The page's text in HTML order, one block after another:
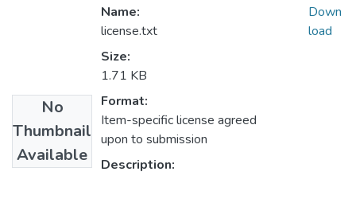
No
Thumbnail
Available
Name:
license.txt
Size:
1.71 KB
Format:
Item-specific license agreed
upon to submission
Description:
Down
load